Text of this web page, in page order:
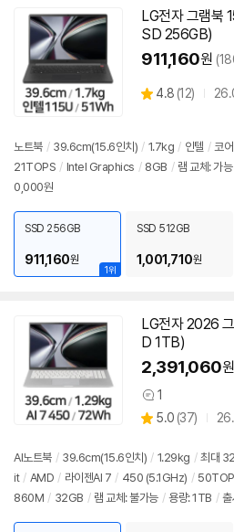
LG전자 그램북
SD 256GB)
911,160원
별
4.8 (상
뷰
12)
노트북 / 39.6cm(15.6인치) / 1.7kg / 인텔 / 코
21TOPS / Intel Graphics / 8GB / 램 교체: 가능
0,000원
1위
SSD 256GB
911,160원
SSD 512GB
1,001,710원
LG전자 2026
D 1TB)
2,391,060원
상
품
견
1
별
5.0 (상
리
뷰
37)
AI노트북 / 39.6cm(15.6인치) / 1.29kg / 최대
it / AMD / 라이젠AI 7 / 450 (5.1GHz) /
860M / 32GB / 램 교체: 불가능 / 용량: 1TB /